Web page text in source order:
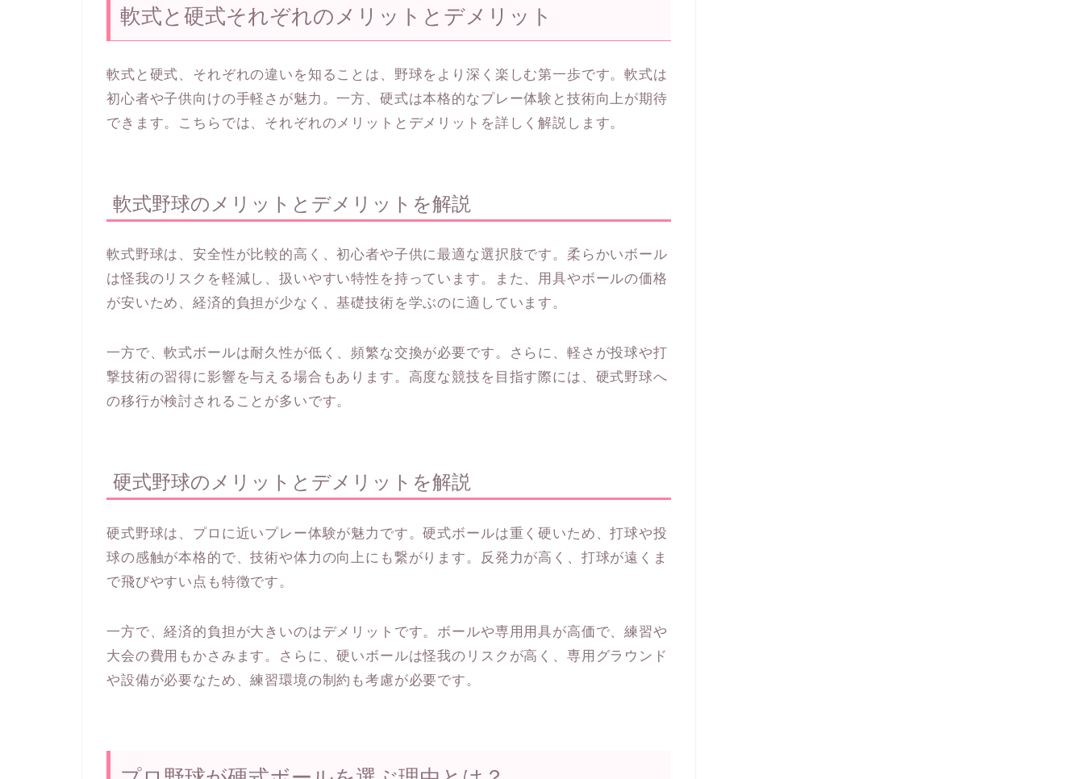
軟式と硬式それぞれのメリットとデメリット
軟式と硬式、それぞれの違いを知ることは、野球をより深く楽しむ第一歩です。軟式は
初心者や子供向けの手軽さが魅力。一方、硬式は本格的なプレー体験と技術向上が期待
できます。こちらでは、それぞれのメリットとデメリットを詳しく解説します。
軟式野球のメリットとデメリットを解説
軟式野球は、安全性が比較的高く、初心者や子供に最適な選択肢です。柔らかいボール
は怪我のリスクを軽減し、扱いやすい特性を持っています。また、用具やボールの価格
が安いため、経済的負担が少なく、基礎技術を学ぶのに適しています。
一方で、軟式ボールは耐久性が低く、頻繁な交換が必要です。さらに、軽さが投球や打
撃技術の習得に影響を与える場合もあります。高度な競技を目指す際には、硬式野球へ
の移行が検討されることが多いです。
硬式野球のメリットとデメリットを解説
硬式野球は、プロに近いプレー体験が魅力です。硬式ボールは重く硬いため、打球や投
球の感触が本格的で、技術や体力の向上にも繋がります。反発力が高く、打球が遠くま
で飛びやすい点も特徴です。
一方で、経済的負担が大きいのはデメリットです。ボールや専用用具が高価で、練習や
大会の費用もかさみます。さらに、硬いボールは怪我のリスクが高く、専用グラウンド
や設備が必要なため、練習環境の制約も考慮が必要です。